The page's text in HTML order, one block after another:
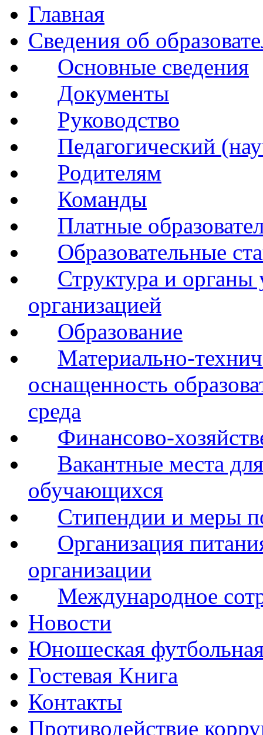
Главная
Сведения об
Основные сведения
Документы
Руководство
Педагогический
Родителям
Команды
Платные
Образовательные
Структура и органы
организацией
Образование
Материально-
оснащенность
среда
Финансово-
Вакантные места
обучающихся
Стипендии и меры
Организация
организации
Международное
Новости
Юношеская
Гостевая Книга
Контакты
Противодействие